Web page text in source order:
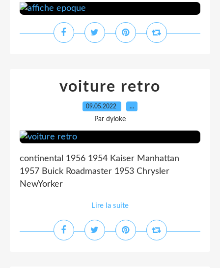
voiture retro
09.05.2022 …
Par dyloke
continental 1956 1954 Kaiser Manhattan
1957 Buick Roadmaster 1953 Chrysler
NewYorker
Lire la suite